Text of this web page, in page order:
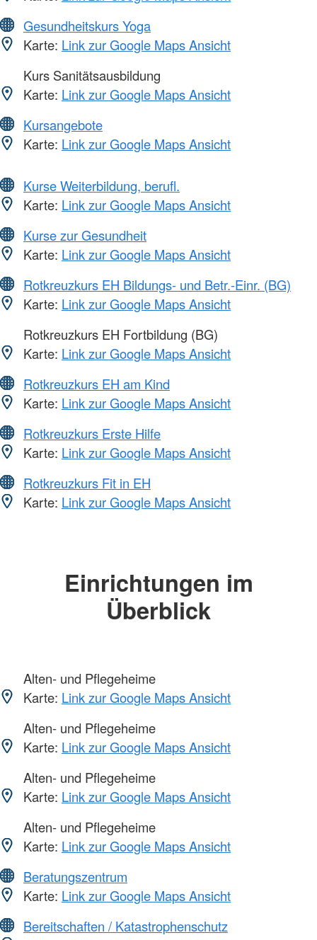
Gesundheitskurs Yoga
Karte: Link zur Google Maps Ansicht
Kurs Sanitätsausbildung
Karte: Link zur Google Maps Ansicht
Kursangebote
Karte: Link zur Google Maps Ansicht
Kurse Weiterbildung, berufl.
Karte: Link zur Google Maps Ansicht
Kurse zur Gesundheit
Karte: Link zur Google Maps Ansicht
Rotkreuzkurs EH Bildungs- und Betr.-Einr. (BG)
Karte: Link zur Google Maps Ansicht
Rotkreuzkurs EH Fortbildung (BG)
Karte: Link zur Google Maps Ansicht
Rotkreuzkurs EH am Kind
Karte: Link zur Google Maps Ansicht
Rotkreuzkurs Erste Hilfe
Karte: Link zur Google Maps Ansicht
Rotkreuzkurs Fit in EH
Karte: Link zur Google Maps Ansicht
Einrichtungen im
Überblick
Alten- und Pflegeheime
Karte: Link zur Google Maps Ansicht
Alten- und Pflegeheime
Karte: Link zur Google Maps Ansicht
Alten- und Pflegeheime
Karte: Link zur Google Maps Ansicht
Alten- und Pflegeheime
Karte: Link zur Google Maps Ansicht
Beratungszentrum
Karte: Link zur Google Maps Ansicht
Bereitschaften / Katastrophenschutz